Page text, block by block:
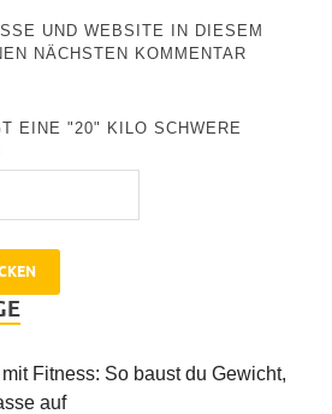
UND WEBSITE IN DIESEM
NÄCHSTEN KOMMENTAR
EINE "20" KILO SCHWERE
Fitness: So baust du Gewicht,
auf